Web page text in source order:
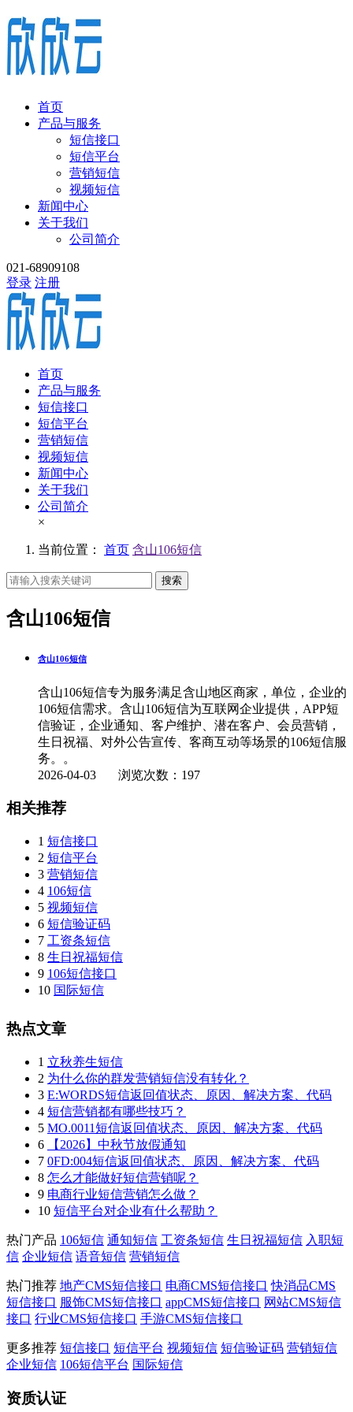
首页
产品与服务
短信接口
短信平台
营销短信
视频短信
新闻中心
关于我们
公司简介
021-68909108
登录 注册
首页
产品与服务
短信接口
短信平台
营销短信
视频短信
新闻中心
关于我们
公司简介
×
当前位置： 首页 含山106短信
搜索
含山106短信
含山106短信
含山106短信专为服务满足含山地区商家，单位，企业的
106短信需求。含山106短信为互联网企业提供，APP短
信验证，企业通知、客户维护、潜在客户、会员营销，
生日祝福、对外公告宣传、客商互动等场景的106短信服
务。。
2026-04-03 浏览次数：197
相关推荐
1 短信接口
2 短信平台
3 营销短信
4 106短信
5 视频短信
6 短信验证码
7 工资条短信
8 生日祝福短信
9 106短信接口
10 国际短信
热点文章
1 立秋养生短信
2 为什么你的群发营销短信没有转化？
3 E:WORDS短信返回值状态、原因、解决方案、代码
4 短信营销都有哪些技巧？
5 MO.0011短信返回值状态、原因、解决方案、代码
6
【2026】中秋节放假通知
7 0FD:004短信返回值状态、原因、解决方案、代码
8 怎么才能做好短信营销呢？
9 电商行业短信营销怎么做？
10 短信平台对企业有什么帮助？
热门产品 106短信 通知短信 工资条短信 生日祝福短信 入职短
信 企业短信 语音短信 营销短信
热门推荐 地产CMS短信接口 电商CMS短信接口 快消品CMS
短信接口 服饰CMS短信接口 appCMS短信接口 网站CMS短信
接口 行业CMS短信接口 手游CMS短信接口
更多推荐 短信接口 短信平台 视频短信 短信验证码 营销短信
企业短信 106短信平台 国际短信
资质认证